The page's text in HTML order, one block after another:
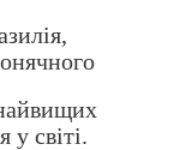
у світі.